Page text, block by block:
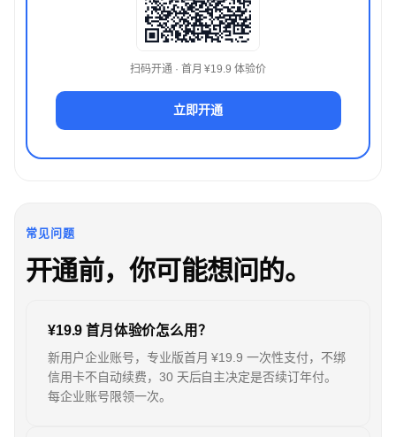
扫码开通 · 首月 ¥19.9 体验价
立即开通
常见问题
开通前，你可能想问的。
¥19.9 首月体验价怎么用？
新用户企业账号，专业版首月 ¥19.9 一次性支付，不绑
信用卡不自动续费，30 天后自主决定是否续订年付。
每企业账号限领一次。